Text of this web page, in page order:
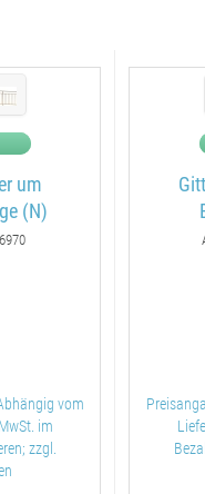
um
(N)
vom
im
zzgl.